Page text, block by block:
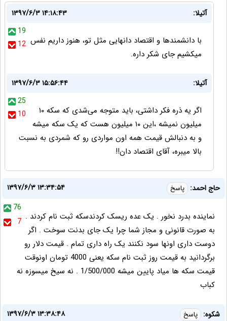
آتیلا:
۱۳۹۷/۶/۳ ۱۴:۱۸:۴۳
19
12 با دانشمندها و اقتصاد دانهایی مثل تو، هنوز داریم نفس
میکشیم جای شکر داره.
آتیلا:
۱۳۹۷/۶/۳ ۱۵:۵۶:۴۴
25
10
اگر یه ذره فکر داشتی، باید متوجه می‌شدی که سکه ۱۰
میلیون نمیشه ،این ۱۰ میلیون هست که یک سکه میشه
و به دنبالش قیمت همه اون مواردی رو که شمردی به نسبت
بالا میبره، آقای اقتصاد دان!!
حاج احمد: پاسخ
۱۳۹۷/۶/۳ ۱۳:۳۴:۵۴
76
7 نماینده بدرد نخور . یک عده ریسک کردندسکه ثبت نام کردند .
به صورت قانونی و مجاز شما چرا یک جای بدنت سوخت . اگر
دوست داری اونها سود نکنند یک راه داری تمام . قیمت دلار رو
برگردانید به قیمت روز ثبت نام سکه یعنی 4000 تومان اونوقت
قیمت سکه ها میاد پایین میشه 1/500/000 . نه سیخ میسوزه نه
کباب
شکوه: پاسخ
۱۳۹۷/۶/۳ ۱۳:۳۸:۴۸